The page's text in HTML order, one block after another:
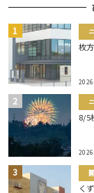
枚
2026
8/5
2026
く